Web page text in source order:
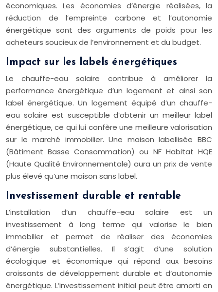
économiques. Les économies d’énergie réalisées, la
réduction de l’empreinte carbone et l’autonomie
énergétique sont des arguments de poids pour les
acheteurs soucieux de l’environnement et du budget.
Impact sur les labels énergétiques
Le chauffe-eau solaire contribue à améliorer la
performance énergétique d’un logement et ainsi son
label énergétique. Un logement équipé d’un chauffe-
eau solaire est susceptible d’obtenir un meilleur label
énergétique, ce qui lui confère une meilleure valorisation
sur le marché immobilier. Une maison labellisée BBC
(Bâtiment Basse Consommation) ou NF Habitat HQE
(Haute Qualité Environnementale) aura un prix de vente
plus élevé qu’une maison sans label.
Investissement durable et rentable
L’installation d’un chauffe-eau solaire est un
investissement à long terme qui valorise le bien
immobilier et permet de réaliser des économies
d’énergie substantielles. Il s’agit d’une solution
écologique et économique qui répond aux besoins
croissants de développement durable et d’autonomie
énergétique. L’investissement initial peut être amorti en